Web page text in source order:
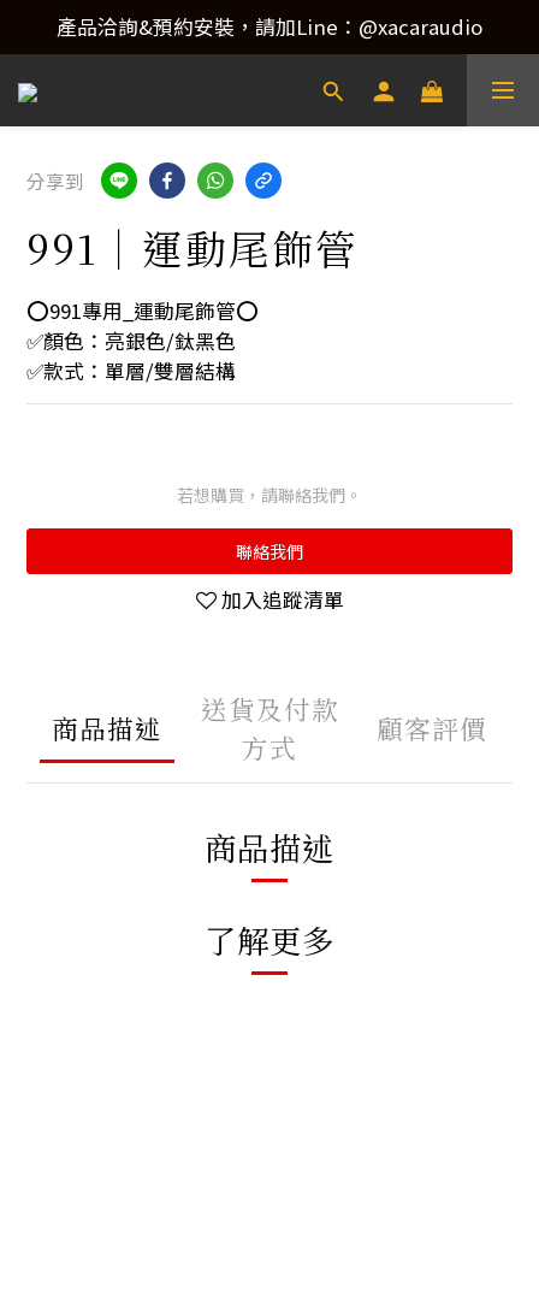
產品洽詢&預約安裝，請加Line：@xacaraudio
產品洽詢&預約安裝，請加Line：@xacaraudio
歡迎來電洽詢 02-22773788！
產品洽詢&預約安裝，請加Line：@xacaraudio
分享到
991｜運動尾飾管
⭕️991專用_運動尾飾管⭕️
✅顏色：亮銀色/鈦黑色
✅款式：單層/雙層結構
若想購買，請聯絡我們。
聯絡我們
加入追蹤清單
商品描述
送貨及付款
方式
顧客評價
商品描述
了解更多